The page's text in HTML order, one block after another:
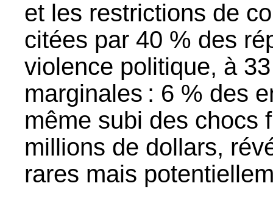
et les restrictions de
citées par 40 % des
violence politique, à
marginales : 6 % des
même subi des chocs
millions de dollars,
rares mais